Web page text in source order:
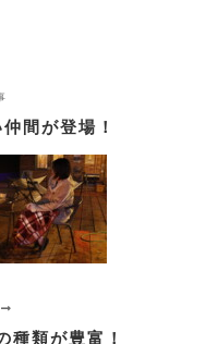
間が登場！
種類が豊富！